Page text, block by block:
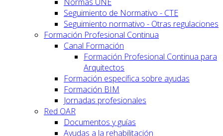
Seguimiento de Normativo - CTE
Seguimiento normativo - Otras regulaciones
Formación Profesional Continua
Canal Formación
Formación Profesional Continua para
Arquitectos
Formación específica sobre ayudas
Formación BIM
Jornadas profesionales
Red OAR
Documentos y guías
Ayudas a la rehabilitación